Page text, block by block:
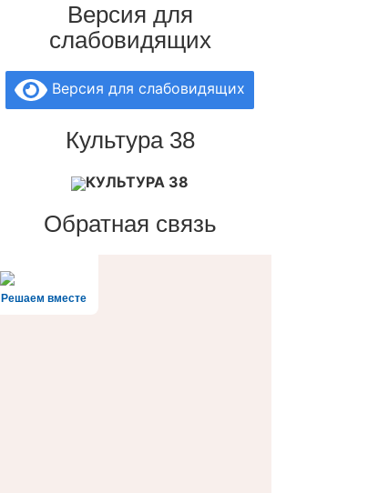
Версия для
слабовидящих
Версия для слабовидящих
Культура 38
КУЛЬТУРА 38
Обратная связь
Решаем вместе